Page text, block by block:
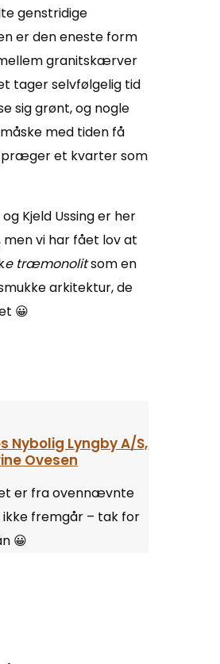
genstridige
er den eneste form
granitskærver
tager selvfølgelig tid
sig grønt, og nogle
med tiden få
et kvarter som
Kjeld Ussing er her
vi har fået lov at
e træmonolitsom en
arkitektur, de
😀
Nybolig Lyngby A/S,
Ovesen
er fra ovennævnte
fremgår – tak for
😀